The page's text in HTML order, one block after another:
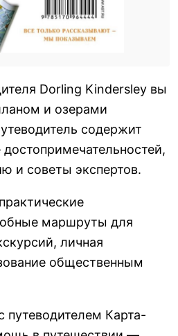
Dorling Kindersley вы
и озерами
содержит
и советы экспертов.
маршруты для
личная
общественным
путеводителем Карта-